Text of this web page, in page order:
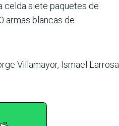
celda siete paquetes de
armas blancas de
Villamayor, Ismael Larrosa